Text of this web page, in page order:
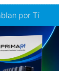
por Tí
con Amor